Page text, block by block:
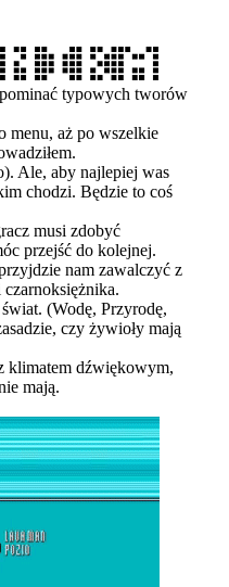
typowych tworów
menu, aż po wszelkie
Ale, aby najlepiej was
chodzi. Będzie to coś
musi zdobyć
przejść do kolejnej.
nam zawalczyć z
(Wodę, Przyrodę,
czy żywioły mają
klimatem dźwiękowym,
mają.